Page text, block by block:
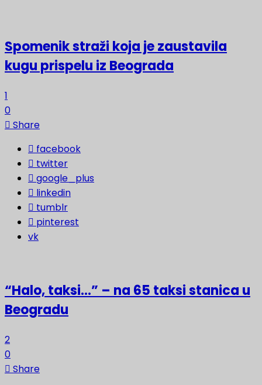
Spomenik straži koja je zaustavila
kugu prispelu iz Beograda
1
0
Share
facebook
twitter
google_plus
linkedin
tumblr
pinterest
vk
“Halo, taksi…” – na 65 taksi stanica u
Beogradu
2
0
Share